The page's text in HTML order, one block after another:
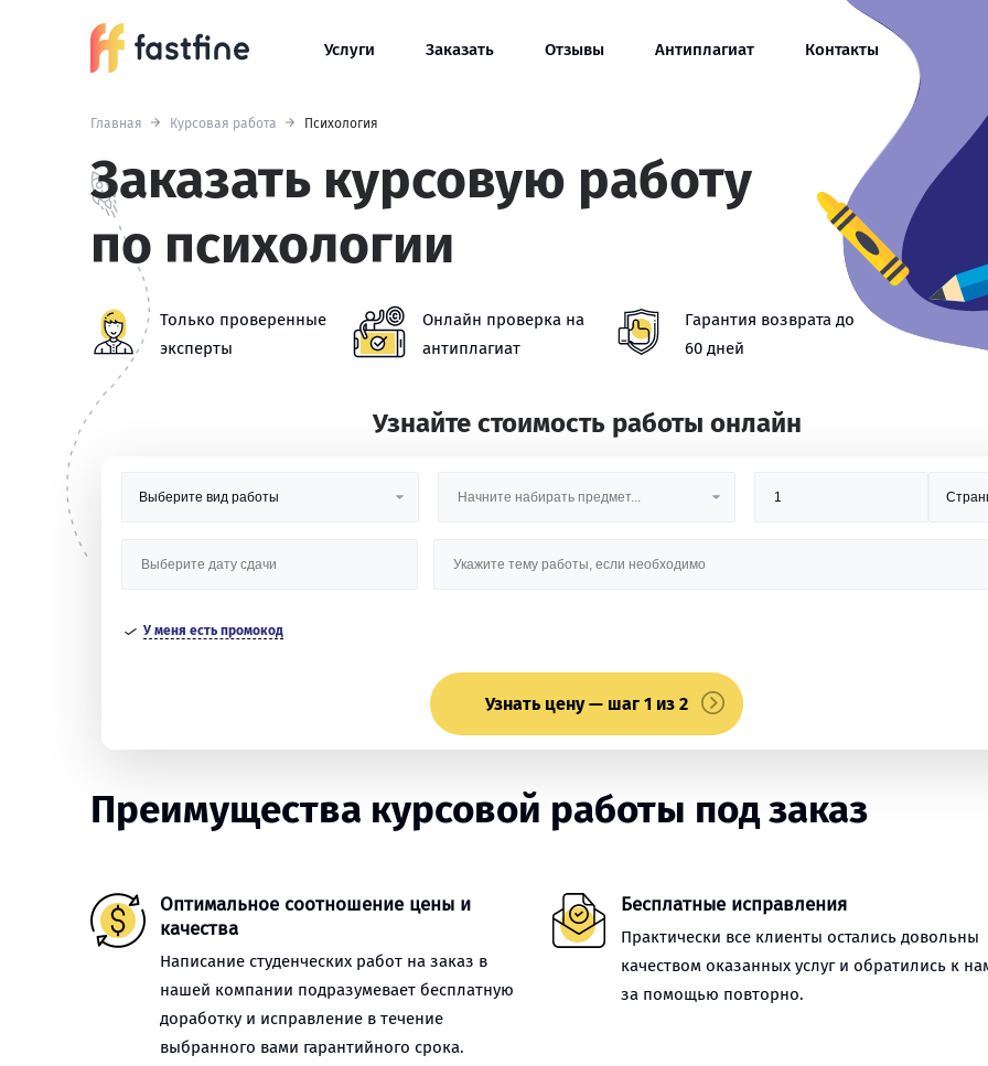
Услуги Заказать Отзывы Антиплагиат Контакты
Главная Курсовая работа Психология
Заказать курсовую работу
по психологии
Только проверенные
эксперты
Онлайн проверка на
антиплагиат
Гарантия возврата до
60 дней
Узнайте стоимость работы онлайн
У меня есть промокод
Узнать цену — шаг 1 из 2
Преимущества курсовой работы под заказ
Оптимальное соотношение цены и
качества
Написание студенческих работ на заказ в
нашей компании подразумевает бесплатную
доработку и исправление в течение
выбранного вами гарантийного срока.
Бесплатные исправления
Практически все клиенты остались довольны
качеством оказанных услуг и обратились к
за помощью повторно.